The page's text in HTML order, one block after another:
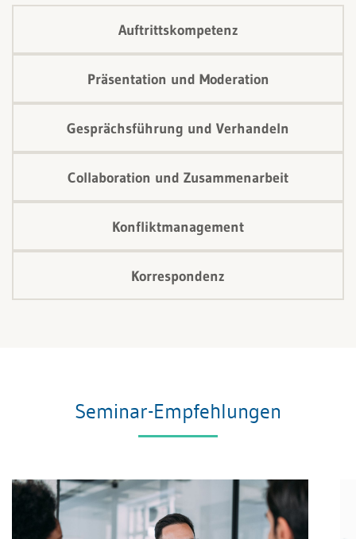
Auftrittskompetenz
Präsentation und Moderation
Gesprächsführung und Verhandeln
Collaboration und Zusammenarbeit
Konfliktmanagement
Korrespondenz
Seminar-Empfehlungen